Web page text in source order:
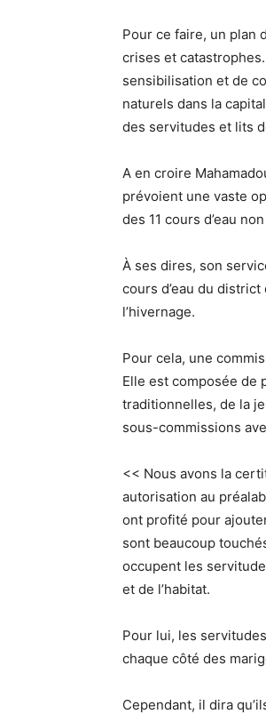
Pour ce faire, un plan
crises et
sensibilisation et de
naturels dans la
des servitudes et lits
A en croire
prévoient une vaste
des 11 cours d’eau
À ses dires, son
cours d’eau du
l’hivernage.
Pour cela, une
Elle est composée de
traditionnelles, de la
sous-commissions
<< Nous avons la
autorisation au
ont profité pour
sont beaucoup
occupent les
et de l’habitat.
Pour lui, les
chaque côté des
Cependant, il dira